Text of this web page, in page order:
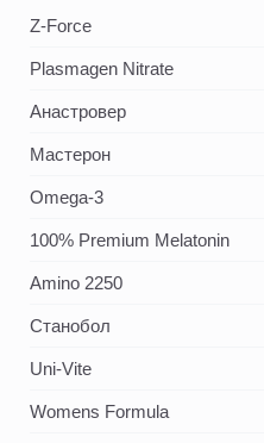
Z-Force
Plasmagen Nitrate
Анастровер
Мастерон
Omega-3
100% Premium Melatonin
Amino 2250
Станобол
Uni-Vite
Womens Formula